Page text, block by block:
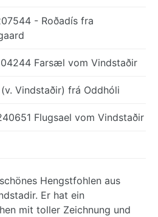
- Roðadís fra
Farsæl vom Vindstaðir
Vindstaðir) frá Oddhóli
Flugsael vom Vindstaðir
Hengstfohlen aus
Er hat ein
mit toller Zeichnung und